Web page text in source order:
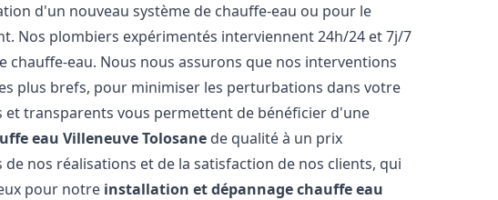
d'un nouveau système de chauffe-eau ou pour le
Nos plombiers expérimentés interviennent 24h/24 et 7j/7
chauffe-eau. Nous nous assurons que nos interventions
plus brefs, pour minimiser les perturbations dans votre
transparents vous permettent de bénéficier d'une
eau Villeneuve Tolosane de qualité à un prix
nos réalisations et de la satisfaction de nos clients, qui
pour notre installation et dépannage chauffe eau